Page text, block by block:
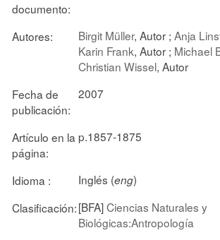
documento:
Autores: Birgit Müller, Autor ; Anja
Karin Frank, Autor ; Michael
Christian Wissel, Autor
Fecha de
publicación:
2007
Artículo en la
página:
p.1857-1875
Idioma : Inglés (eng)
Clasificación:[BFA]Ciencias Naturales y
Biológicas:Antropología